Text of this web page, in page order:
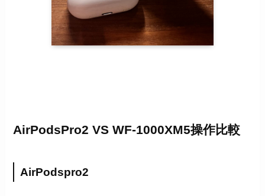
AirPodsPro2 VS WF-1000XM5操作比較
AirPodspro2